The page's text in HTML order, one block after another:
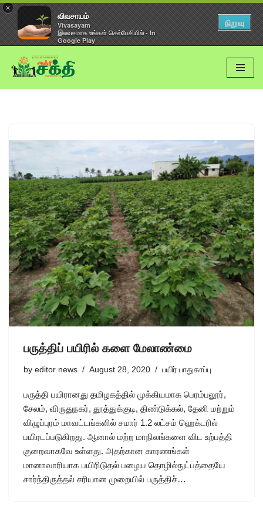
×
விவசாயம்
Vivasayam
இலவசமாக உங்கள் செல்பேசியில் - In
Google Play
நிறுவு
Skip
to
பருத்திப் பயிரில் களை மேலாண்மை
by editor news August 28, 2020 பயிர் பாதுகாப்பு
பருத்தி பயிரானது தமிழகத்தில் முக்கியமாக பெரம்பலூர்,
சேலம், விருதுநகர், தூத்துக்குடி, திண்டுக்கல், தேனி மற்றும்
விழுப்புரம் மாவட்டங்களில் சமார் 1.2 லட்சம் ஹெக்டரில்
பயிரடப்படுகிறது. ஆனால் மற்ற மாநிலங்களை விட உற்பத்தி
குறைவாகவே உள்ளது. அதற்கான காரணங்கள்
மானாவாரியாக பயிரிடுதல் பழைய தொழில்நுட்பத்தையே
சார்ந்திருத்தல் சரியான முறையில் பருத்திச்…